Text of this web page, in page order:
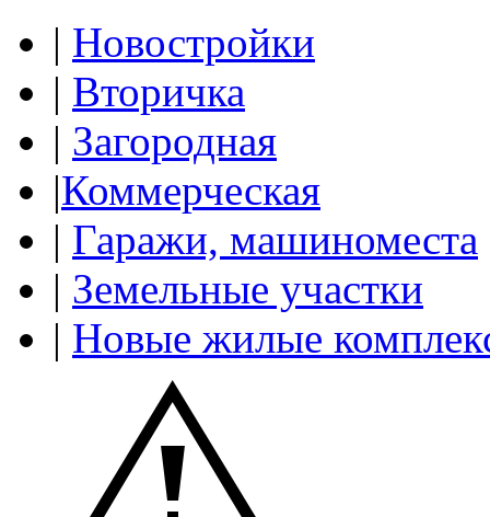
| Новостройки
| Вторичка
| Загородная
|Коммерческая
| Гаражи, машиноместа
| Земельные участки
| Новые жилые